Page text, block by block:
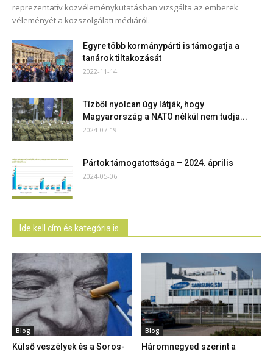
reprezentatív közvéleménykutatásban vizsgálta az emberek
véleményét a közszolgálati médiáról.
Egyre több kormánypárti is támogatja a
tanárok tiltakozását
2022-11-14
Tízből nyolcan úgy látják, hogy
Magyarország a NATO nélkül nem tudja...
2024-07-19
Pártok támogatottsága – 2024. április
2024-05-06
Ide kell cím és kategória is.
Blog
Külső veszélyek és a Soros-
Blog
Háromnegyed szerint a